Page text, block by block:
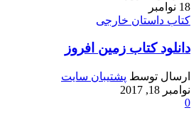
18 نوامبر
کتاب داستان خارجی
دانلود کتاب زمین افروز
ارسال توسط پشتیبان سایت
نوامبر 18, 2017
0